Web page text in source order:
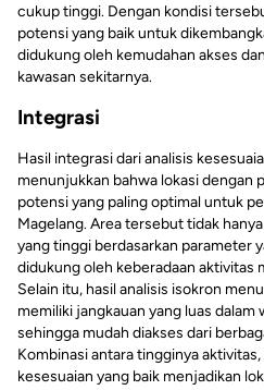
cukup tinggi. Dengan kondisi
potensi yang baik untuk
didukung oleh kemudahan akses
kawasan sekitarnya.
Integrasi
Hasil integrasi dari analisis
menunjukkan bahwa lokasi dengan
potensi yang paling optimal untuk
Magelang. Area tersebut tidak
yang tinggi berdasarkan parameter
didukung oleh keberadaan aktivitas
Selain itu, hasil analisis isokron
memiliki jangkauan yang luas
sehingga mudah diakses dari
Kombinasi antara tingginya
kesesuaian yang baik menjadikan